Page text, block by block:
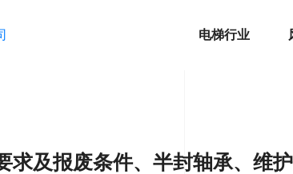
电梯行业
求及报废条件、半封轴承、维